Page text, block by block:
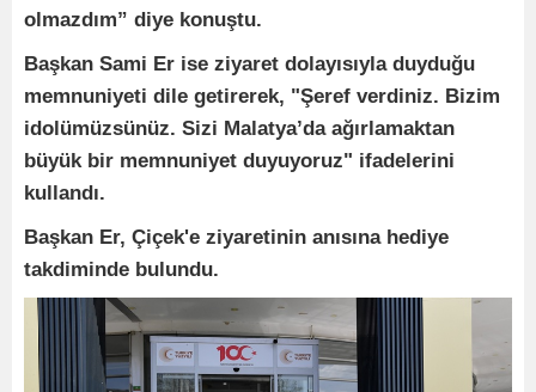
olmazdım” diye konuştu.
Başkan Sami Er ise ziyaret dolayısıyla duyduğu
memnuniyeti dile getirerek, "Şeref verdiniz. Bizim
idolümüzsünüz. Sizi Malatya’da ağırlamaktan
büyük bir memnuniyet duyuyoruz" ifadelerini
kullandı.
Başkan Er, Çiçek'e ziyaretinin anısına hediye
takdiminde bulundu.